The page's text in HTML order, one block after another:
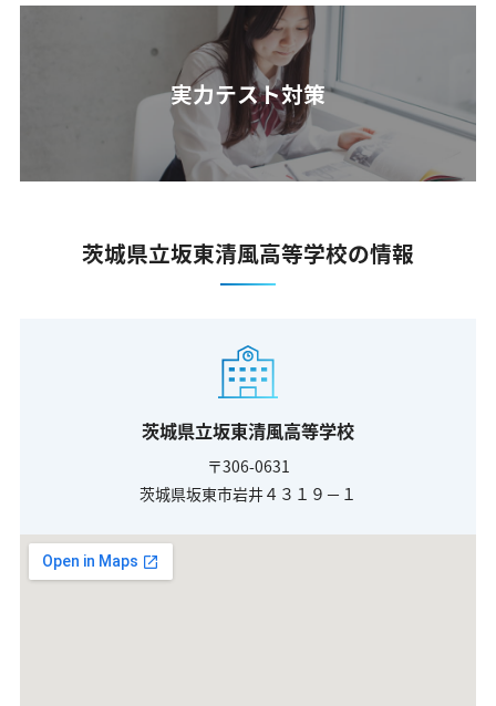
実力テスト対策
茨城県立坂東清風高等学校の情報
茨城県立坂東清風高等学校
〒306-0631
茨城県坂東市岩井４３１９－１